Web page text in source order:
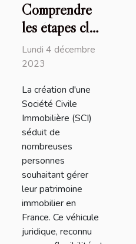
Comprendre
les étapes clés
et la
réglementation
pour créer une
SCI en France
Lundi 4 décembre
2023
La création d'une
Société Civile
Immobilière (SCI)
séduit de
nombreuses
personnes
souhaitant gérer
leur patrimoine
immobilier en
France. Ce véhicule
juridique, reconnu